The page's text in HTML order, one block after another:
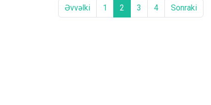
Əvvəlki 1 2 3 4 Sonraki